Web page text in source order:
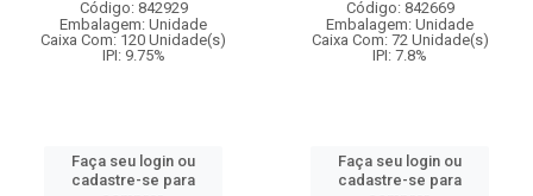
Código: 842929
Embalagem: Unidade
Caixa Com: 120 Unidade(s)
IPI: 9.75%
Faça seu login ou
cadastre-se para
Código: 842669
Embalagem: Unidade
Caixa Com: 72 Unidade(s)
IPI: 7.8%
Faça seu login ou
cadastre-se para